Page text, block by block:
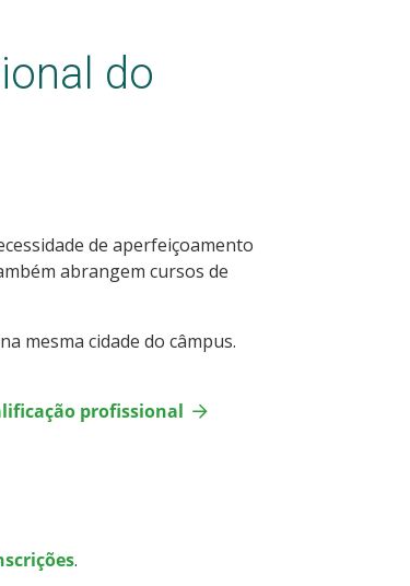
do
de aperfeiçoamento
abrangem cursos de
mesma cidade do câmpus.
profissional
.